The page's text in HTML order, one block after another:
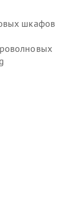
шкафов